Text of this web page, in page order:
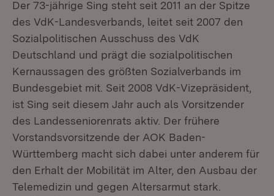
Der 73-jährige Sing steht seit 2011 an der Spitze
des VdK-Landesverbands, leitet seit 2007 den
Sozialpolitischen Ausschuss des VdK
Deutschland und prägt die sozialpolitischen
Kernaussagen des größten Sozialverbands im
Bundesgebiet mit. Seit 2008 VdK-Vizepräsident,
ist Sing seit diesem Jahr auch als Vorsitzender
des Landesseniorenrats aktiv. Der frühere
Vorstandsvorsitzende der AOK Baden-
Württemberg macht sich dabei unter anderem für
den Erhalt der Mobilität im Alter, den Ausbau der
Telemedizin und gegen Altersarmut stark.